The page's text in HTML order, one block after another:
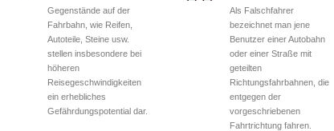
Gegenstände auf der
Fahrbahn, wie Reifen,
Autoteile, Steine usw.
stellen insbesondere bei
höheren
Reisegeschwindigkeiten
ein erhebliches
Gefährdungspotential dar.
Als Falschfahrer
bezeichnet man jene
Benutzer einer Autobahn
oder einer Straße mit
geteilten
Richtungsfahrbahnen, die
entgegen der
vorgeschriebenen
Fahrtrichtung fahren.